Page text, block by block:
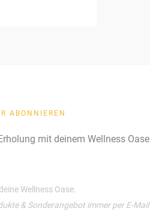
ABONNIEREN
mit deinem Wellness Oase
Wellness Oase.
& Sonderangebot immer per E-Mail